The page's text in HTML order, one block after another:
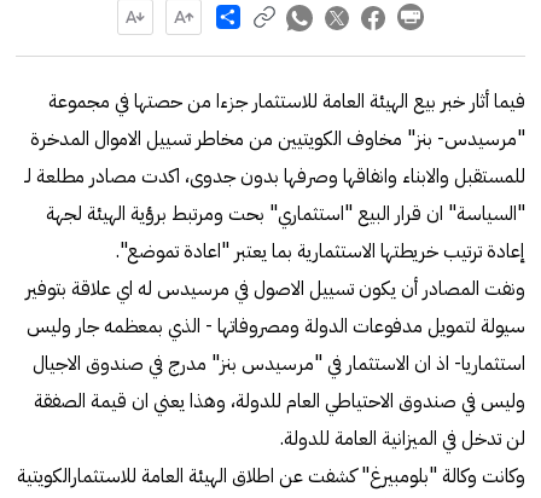
Share
فيما أثار خبر بيع الهيئة العامة للاستثمار جزءا من حصتها في مجموعة
"مرسيدس- بنز" مخاوف الكويتيين من مخاطر تسييل الاموال المدخرة
للمستقبل والابناء وانفاقها وصرفها بدون جدوى، اكدت مصادر مطلعة لـ
"السياسة" ان قرار البيع "استثماري" بحت ومرتبط برؤية الهيئة لجهة
إعادة ترتيب خريطتها الاستثمارية بما يعتبر "اعادة تموضع".
ونفت المصادر أن يكون تسييل الاصول في مرسيدس له اي علاقة بتوفير
سيولة لتمويل مدفوعات الدولة ومصروفاتها - الذي بمعظمه جار وليس
استثماريا- اذ ان الاستثمار في "مرسيدس بنز" مدرج في صندوق الاجيال
وليس في صندوق الاحتياطي العام للدولة، وهذا يعني ان قيمة الصفقة
لن تدخل في الميزانية العامة للدولة.
وكانت وكالة "بلومبيرغ" كشفت عن اطلاق الهيئة العامة للاستثمارالكويتية